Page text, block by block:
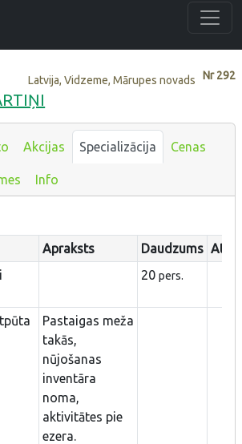
Nr292
Latvija, Vidzeme, Mārupes novads
Akcijas Specializācija Cenas
Info
Apraksts Daudzums
20 pers.
Pastaigas meža
takās,
nūjošanas
inventāra
noma,
aktivitātes pie
ezera.